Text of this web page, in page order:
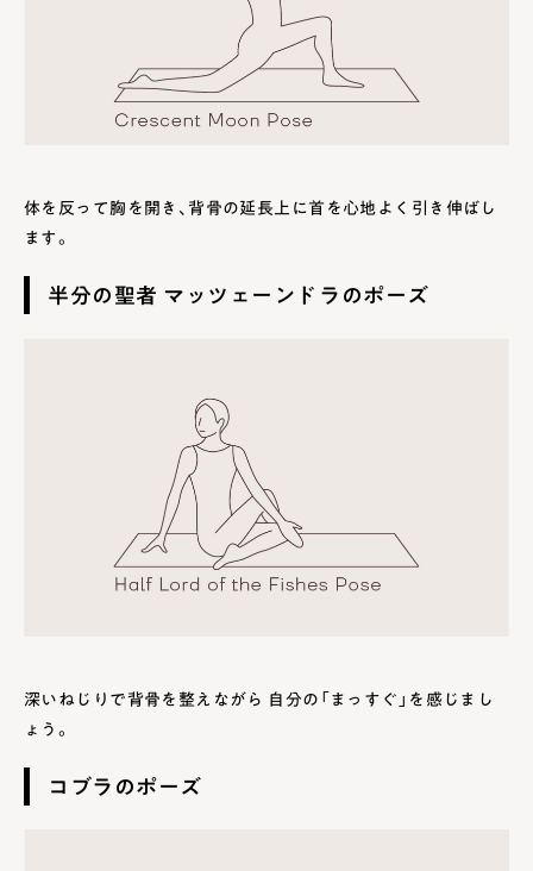
体を反って胸を開き、背骨の延長上に首を心地よく引き伸ばし
ます。
半分の聖者 マッツェーンドラのポーズ
深いねじりで背骨を整えながら 自分の「まっすぐ」を感じまし
ょう。
コブラのポーズ